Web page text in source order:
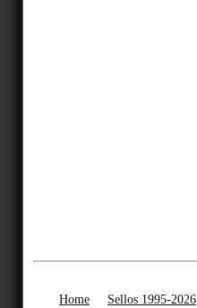
Home Sellos 1995-2026